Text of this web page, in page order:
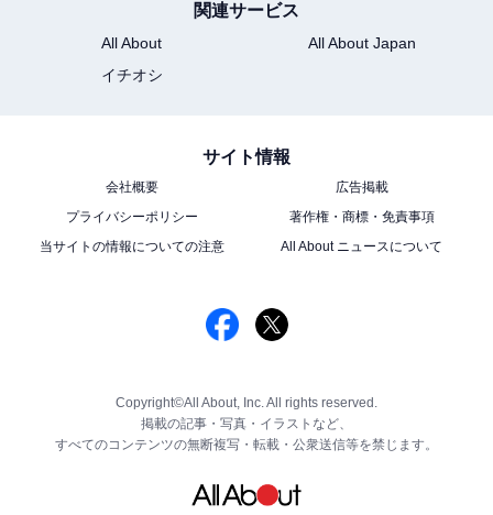
関連サービス
All About
All About Japan
イチオシ
サイト情報
会社概要
広告掲載
プライバシーポリシー
著作権・商標・免責事項
当サイトの情報についての注意
All About ニュースについて
Copyright©All About, Inc. All rights reserved.
掲載の記事・写真・イラストなど、
すべてのコンテンツの無断複写・転載・公衆送信等を禁じます。